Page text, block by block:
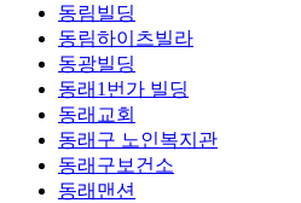
동림빌딩
동림하이츠빌라
동광빌딩
동래1번가 빌딩
동래교회
동래구 노인복지관
동래구보건소
동래맨션